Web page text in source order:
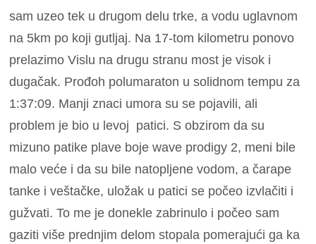
sam uzeo tek u drugom delu trke, a vodu uglavnom
na 5km po koji gutljaj. Na 17-tom kilometru ponovo
prelazimo Vislu na drugu stranu most je visok i
dugačak. Prođoh polumaraton u solidnom tempu za
1:37:09. Manji znaci umora su se pojavili, ali
problem je bio u levoj patici. S obzirom da su
mizuno patike plave boje wave prodigy 2, meni bile
malo veće i da su bile natopljene vodom, a čarape
tanke i veštačke, uložak u patici se počeo izvlačiti i
gužvati. To me je donekle zabrinulo i počeo sam
gaziti više prednjim delom stopala pomerajući ga ka